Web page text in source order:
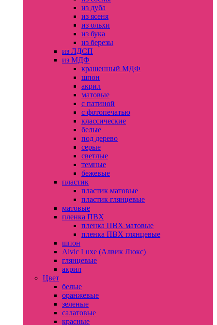
из дуба
из ясеня
из ольхи
из бука
из березы
из ЛДСП
из МДФ
крашенный МДФ
шпон
акрил
матовые
с патиной
с фотопечатью
классические
белые
под дерево
серые
светлые
темные
бежевые
пластик
пластик матовые
пластик глянцевые
матовые
пленка ПВХ
пленка ПВХ матовые
пленка ПВХ глянцевые
шпон
Alvic Luxe (Алвик Люкс)
глянцевые
акрил
Цвет
белые
оранжевые
зеленые
салатовые
красные